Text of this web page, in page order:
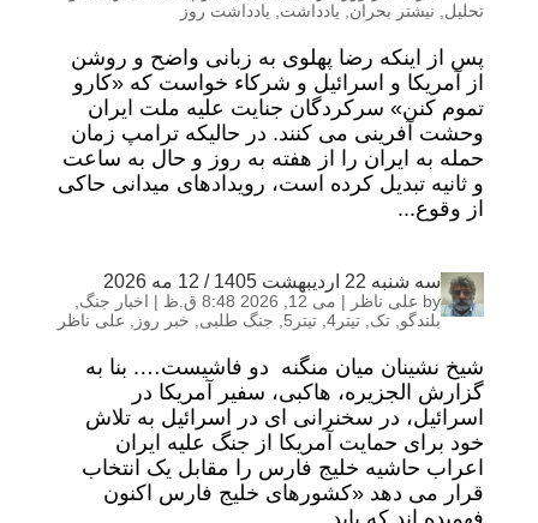
تحلیل
نیشتر بحران یادداشت یادداشت روز
پس از اینکه رضا پهلوی به زبانی واضح و روشن
از آمریکا و اسرائیل و شرکاء خواست که «کارو
تموم کنن» سرکردگان جنایت علیه ملت ایران
وحشت آفرینی می کنند. در حالیکه ترامپ زمان
حمله به ایران را از هفته به روز و حال به ساعت
و ثانیه تبدیل کرده است، رویدادهای میدانی حاکی
از وقوع...
سه شنبه 22 اردیبهشت 1405 / 12 مه 2026
by علی ناظر | می 12, 2026 8:48 ق.ظ | اخبار جنگ
بلندگو تک تیتر4 , تیتر5 جنگ طلبی خبر روز علی ناظر
شیخ نشینان میان منگنه دو فاشیست…. بنا به
گزارش الجزیره، هاکبی، سفیر آمریکا در
اسرائیل، در سخنرانی ای در اسرائیل به تلاش
خود برای حمایت آمریکا از جنگ علیه ایران
اعراب حاشیه خلیج فارس را مقابل یک انتخاب
قرار می دهد «کشورهای خلیج فارس اکنون
فهمیده اند که باید...